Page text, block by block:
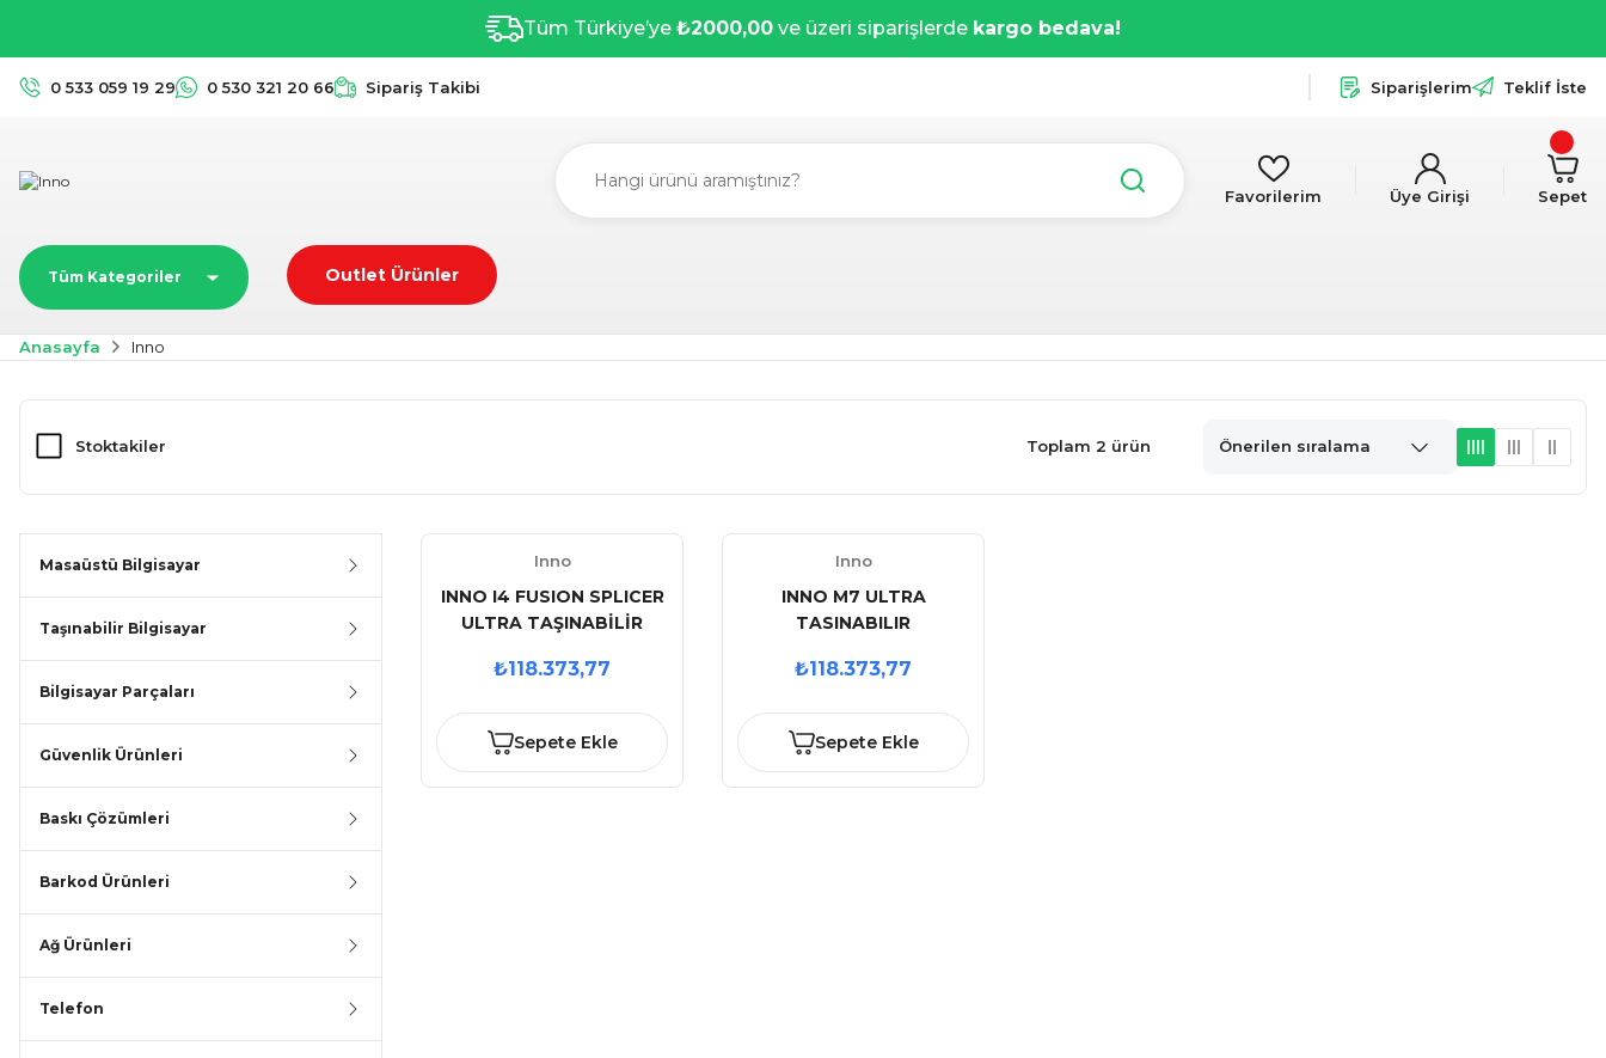
Tüm Türkiye’ye ₺2000,00 ve üzeri siparişlerde kargo bedava!
0 533 059 19 29 0 530 321 20 66 Sipariş Takibi Siparişlerim Teklif İste
Favorilerim Üye Girişi Sepet
Tüm Kategoriler Outlet Ürünler
Anasayfa Inno
Stoktakiler Toplam 2 ürün
Masaüstü Bilgisayar
Taşınabilir Bilgisayar
Bilgisayar Parçaları
Güvenlik Ürünleri
Baskı Çözümleri
Barkod Ürünleri
Ağ Ürünleri
Telefon
Inno
INNO I4 FUSION SPLICER
ULTRA TAŞINABİLİR
CİHAZI
₺118.373,77
Sepete Ekle
Inno
INNO M7 ULTRA
TASINABILIR
GROOVE FÜZYON CİHAZI
₺118.373,77
Sepete Ekle